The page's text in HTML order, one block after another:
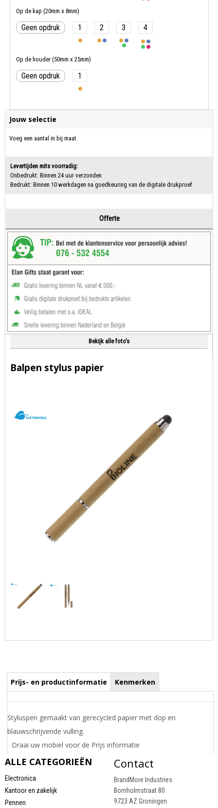
Op de kap (20mm x 8mm)
Geen opdruk 1 2 3 4
Op de houder (50mm x 25mm)
Geen opdruk 1
Jouw selectie
Voeg een aantal in bij maat.
Levertijden mits voorradig:
Onbedrukt: Binnen 24 uur verzonden
Bedrukt: Binnen 10 werkdagen na goedkeuring van de digitale drukproef
Offerte
Bekijk alle foto's
Balpen stylus papier
Prijs- en productinformatie Kenmerken
Styluspen gemaakt van gerecycled papier met dop en
blauwschrijvende vulling.
Draai uw mobiel voor de Prijs informatie
Contact
BrandMore Industries
Bornholmstraat 80
9723 AZ Groningen
ALLE CATEGORIEËN
Electronica
Kantoor en zakelijk
Pennen